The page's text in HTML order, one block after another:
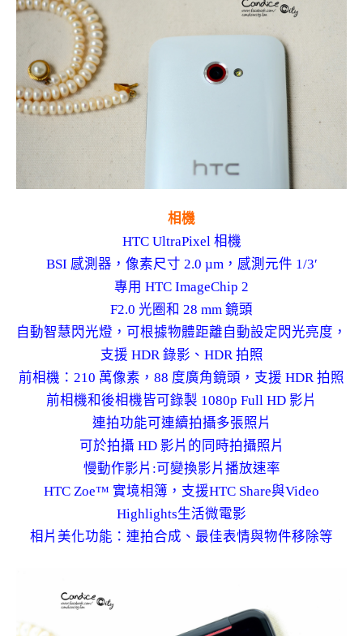
相機
HTC UltraPixel 相機
BSI 感測器，像素尺寸 2.0 µm，感測元件 1/3′
專用 HTC ImageChip 2
F2.0 光圈和 28 mm 鏡頭
自動智慧閃光燈，可根據物體距離自動設定閃光亮度，
支援 HDR 錄影、HDR 拍照
前相機：210 萬像素，88 度廣角鏡頭，支援 HDR 拍照
前相機和後相機皆可錄製 1080p Full HD 影片
連拍功能可連續拍攝多張照片
可於拍攝 HD 影片的同時拍攝照片
慢動作影片:可變換影片播放速率
HTC Zoe™ 實境相簿，支援HTC Share與Video
Highlights生活微電影
相片美化功能：連拍合成、最佳表情與物件移除等